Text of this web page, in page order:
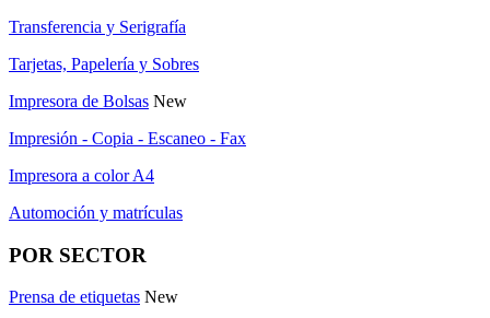
Transferencia y Serigrafía
Tarjetas, Papelería y Sobres
Impresora de Bolsas New
Impresión - Copia - Escaneo - Fax
Impresora a color A4
Automoción y matrículas
POR SECTOR
Prensa de etiquetas New